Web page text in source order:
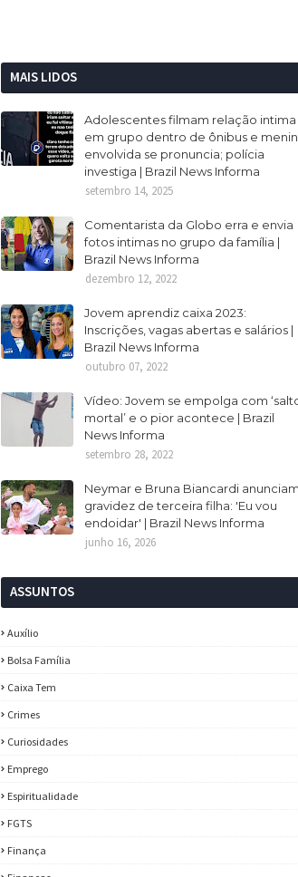
MAIS LIDOS
Adolescentes filmam relação intima
em grupo dentro de ônibus e
envolvida se pronuncia; polícia
investiga | Brazil News Informa
setembro 14, 2025
Comentarista da Globo erra e envia
fotos intimas no grupo da família |
Brazil News Informa
dezembro 12, 2022
Jovem aprendiz caixa 2023:
Inscrições, vagas abertas e salários |
Brazil News Informa
outubro 07, 2022
Vídeo: Jovem se empolga com
mortal’ e o pior acontece | Brazil
News Informa
setembro 28, 2022
Neymar e Bruna Biancardi anunciam
gravidez de terceira filha: 'Eu vou
endoidar' | Brazil News Informa
junho 16, 2026
ASSUNTOS
Auxílio
Bolsa Família
Caixa Tem
Crimes
Curiosidades
Emprego
Espiritualidade
FGTS
Finança